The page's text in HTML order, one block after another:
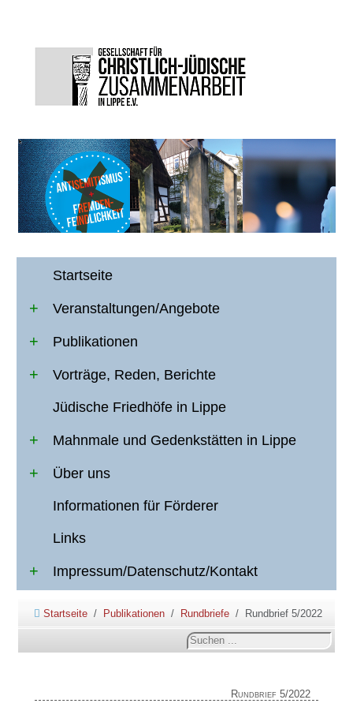
Startseite
Veranstaltungen/Angebote
Publikationen
Vorträge, Reden, Berichte
Jüdische Friedhöfe in Lippe
Mahnmale und Gedenkstätten in Lippe
Über uns
Informationen für Förderer
Links
Impressum/Datenschutz/Kontakt
Startseite Publikationen Rundbriefe Rundbrief 5/2022
Suchen
...
Rundbrief 5/2022